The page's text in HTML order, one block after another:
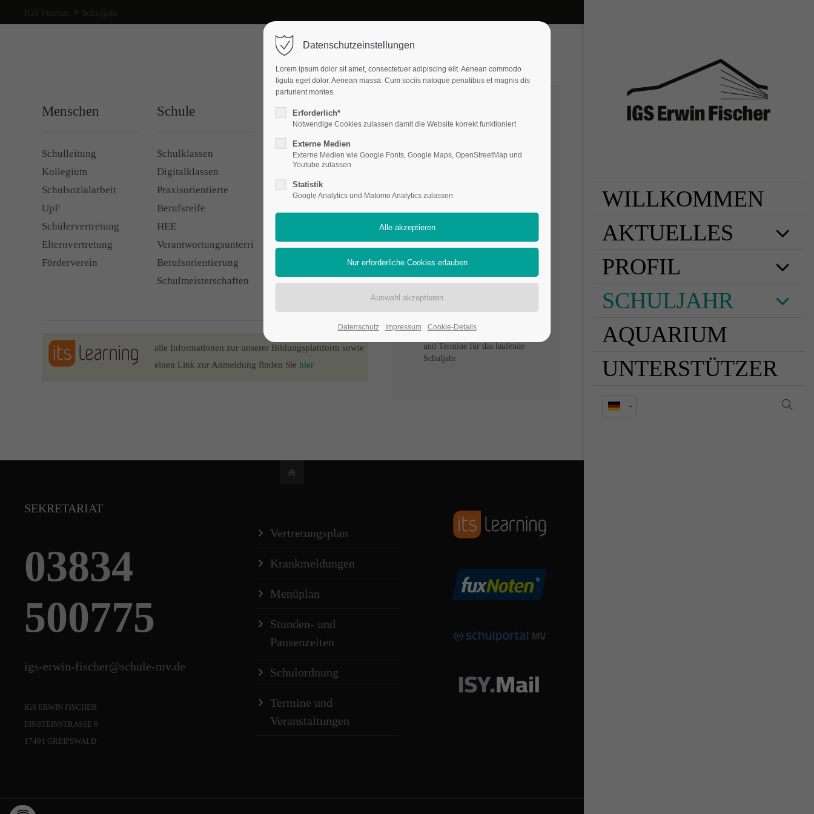
IGS Fischer Schuljahr
WILLKOMMEN
AKTUELLES
PROFIL
SCHULJAHR
AQUARIUM
UNTERSTÜTZER
Menschen
Schulleitung
Kollegium
Schulsozialarbeit
UpF
Schülervertretung
Elternvertretung
Förderverein
Schule
Schulklassen
Digitalklassen
Praxisorientierte
Berufsreife
HEE
Verantwortungsunterricht
Berufsorientierung
Schulmeisterschaften
Service
Anmeldung
Formulare
fuxNoten
Schülerbeförderung
alle Informationen zur unserer Bildungsplattform sowie
einen Link zur Anmeldung finden Siehier
Downloads
Kontakt
Termine und
Veranstaltungen
kommenden Veranstaltungen
und Termine für das laufende
Schuljahr
SEKRETARIAT
03834
500775
igs-erwin-fischer@schule-mv.de
IGS ERWIN FISCHER
EINSTEINSTRASSE 6
17491 GREIFSWALD
Vertretungsplan
Krankmeldungen
Menüplan
Stunden- und
Pausenzeiten
Schulordnung
Termine und
Veranstaltungen
Datenschutzeinstellungen
Lorem ipsum dolor sit amet, consectetuer adipiscing elit. Aenean commodo
ligula eget dolor. Aenean massa. Cum sociis natoque penatibus et magnis dis
parturient montes.
Erforderlich*
Notwendige Cookies zulassen damit die Website korrekt funktioniert
Externe Medien
Externe Medien wie Google Fonts, Google Maps, OpenStreetMap und
Youtube zulassen
Statistik
Google Analytics und Matomo Analytics zulassen
Datenschutz Impressum Cookie-Details